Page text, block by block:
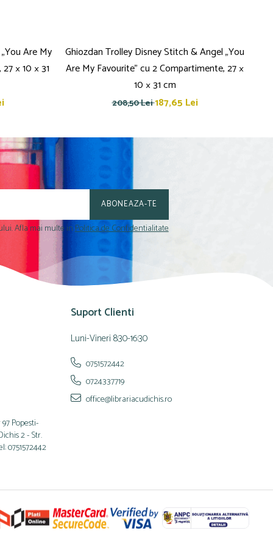
Are My
× 10 × 31
Ghiozdan Trolley Disney Stitch & Angel „You
Are My Favourite” cu 2 Compartimente, 27 ×
10 × 31 cm
208,50 Lei187,65 Lei
Afla mai multe inPolitica de Confidentialitate
Popesti-
2 - Str.
0751572442
Suport Clienti
Luni-Vineri 8:30-16:30
0751572442
0724337719
office@librariacudichis.ro